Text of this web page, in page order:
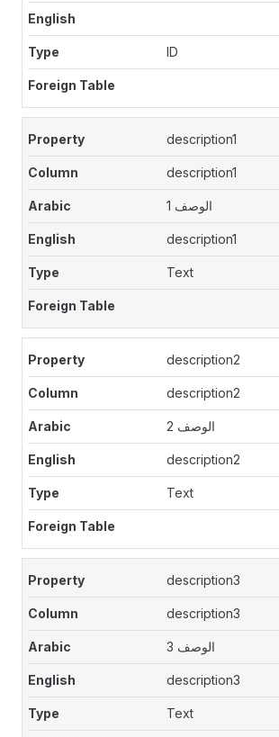
ID
description1
description1
الوصف 1
description1
Text
description2
description2
الوصف 2
description2
Text
description3
description3
الوصف 3
description3
Text